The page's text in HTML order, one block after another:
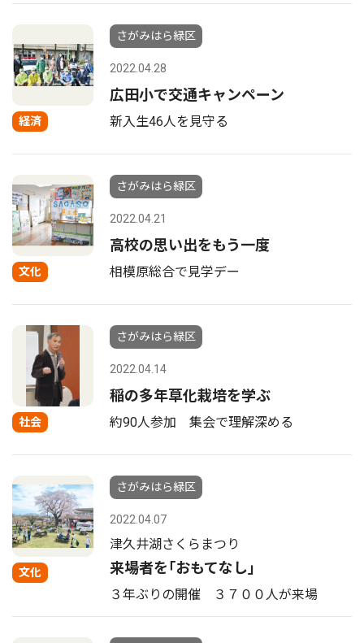
経済
さがみはら緑区
2022.04.28
広田小で交通キャンペーン
新入生46人を見守る
文化
さがみはら緑区
2022.04.21
高校の思い出をもう一度
相模原総合で見学デー
社会
さがみはら緑区
2022.04.14
稲の多年草化栽培を学ぶ
約90人参加 集会で理解深める
文化
さがみはら緑区
2022.04.07
津久井湖さくらまつり
来場者を｢おもてなし｣
３年ぶりの開催 ３７００人が来場